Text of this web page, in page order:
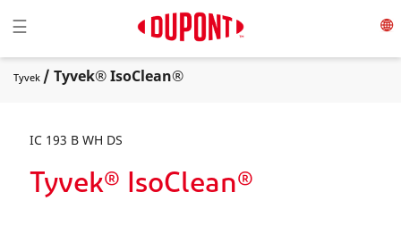
Toggle navigation
☰
Tyvek / Tyvek® IsoClean®
IC 193 B WH DS
Tyvek® IsoClean®